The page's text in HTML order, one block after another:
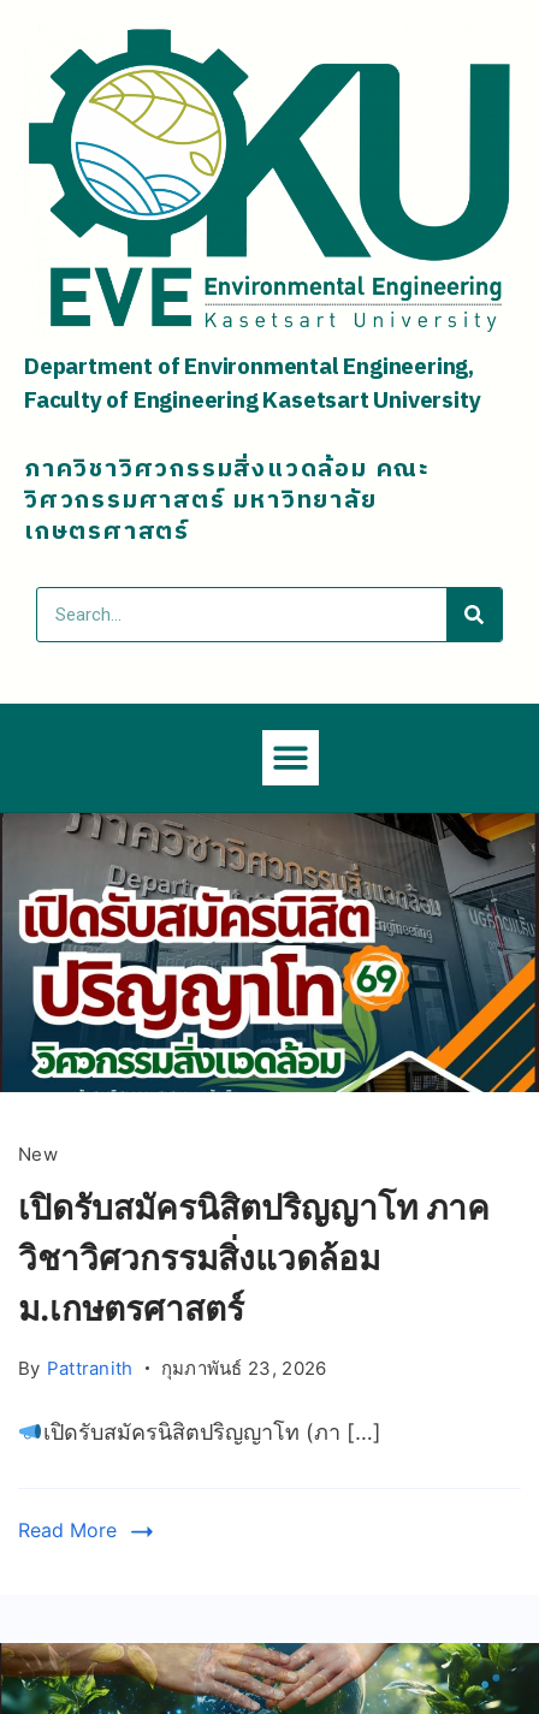
Department of Environmental Engineering,
Faculty of Engineering Kasetsart University
ภาควิชาวิศวกรรมสิ่งแวดล้อม คณะ
วิศวกรรมศาสตร์ มหาวิทยาลัย
เกษตรศาสตร์
New
เปิดรับสมัครนิสิตปริญญาโท ภาค
วิชาวิศวกรรมสิ่งแวดล้อม
ม.เกษตรศาสตร์
By Pattranith กุมภาพันธ์ 23, 2026
เปิดรับสมัครนิสิตปริญญาโท (ภา […]
Read More